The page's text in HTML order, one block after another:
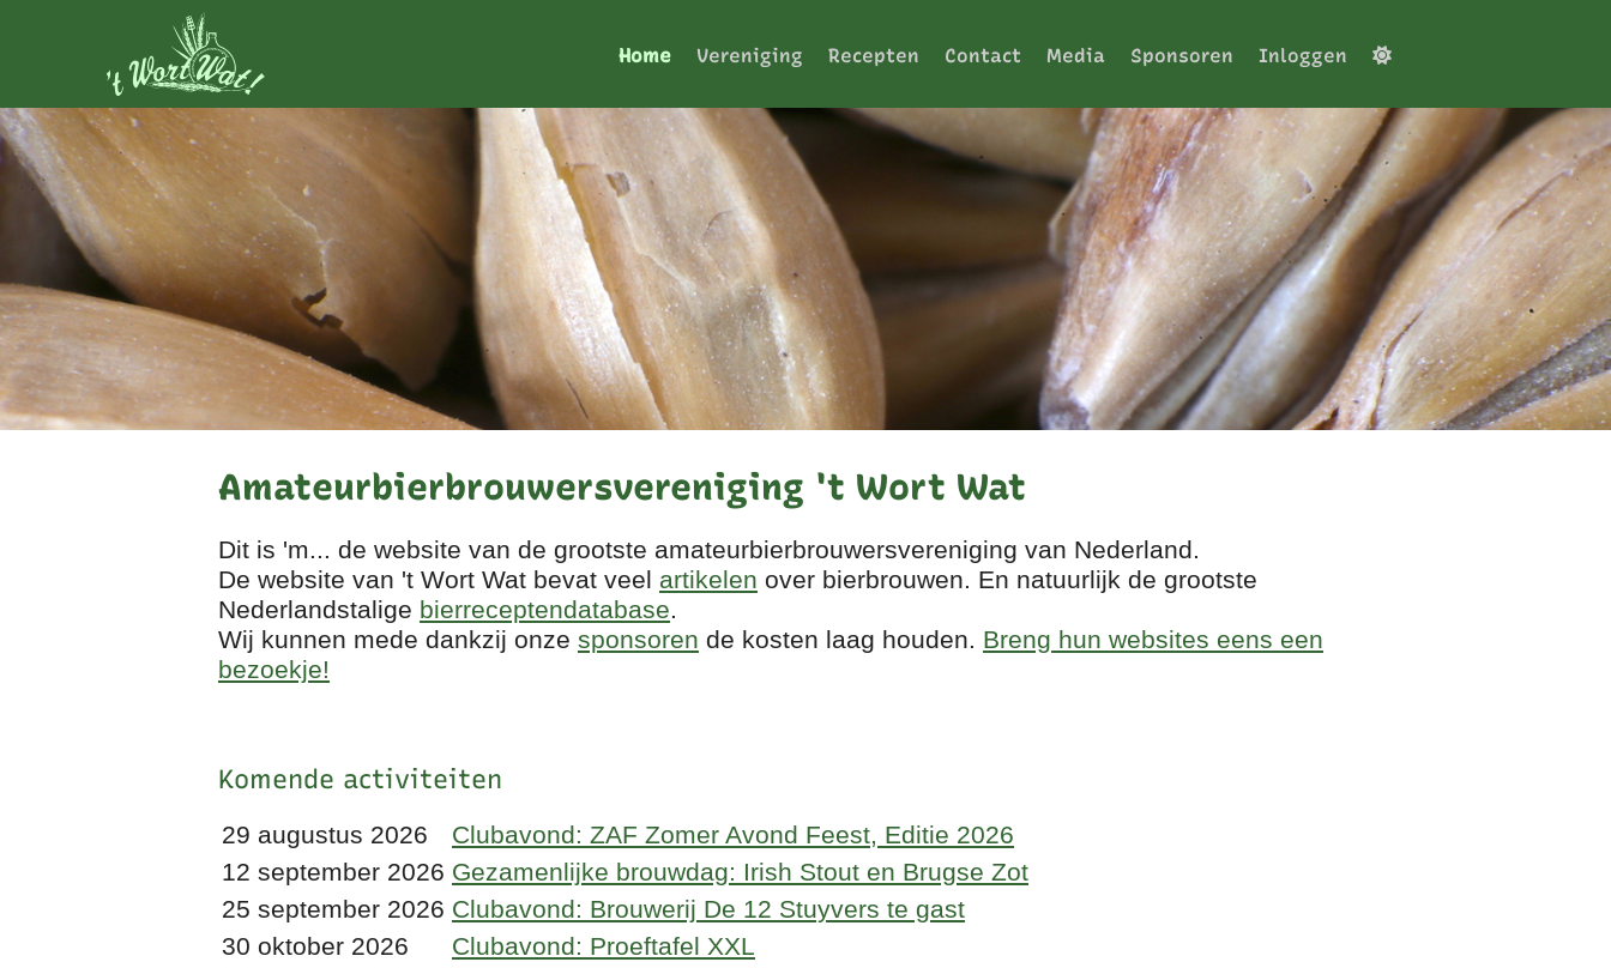
Amateurbierbrouwersvereniging 't Wort Wat
Dit is 'm... de website van de grootste amateurbierbrouwersvereniging van Nederland.
De website van 't Wort Wat bevat veel artikelen over bierbrouwen. En natuurlijk de grootste
Nederlandstalige bierreceptendatabase.
Wij kunnen mede dankzij onze sponsoren de kosten laag houden. Breng hun websites eens een
bezoekje!
Komende activiteiten
29 augustus 2026
Clubavond: ZAF Zomer Avond Feest, Editie 2026
12 september 2026 Gezamenlijke brouwdag: Irish Stout en Brugse Zot
25 september 2026 Clubavond: Brouwerij De 12 Stuyvers te gast
30 oktober 2026
Clubavond: Proeftafel XXL
Home Vereniging Recepten Contact Media Sponsoren Inloggen